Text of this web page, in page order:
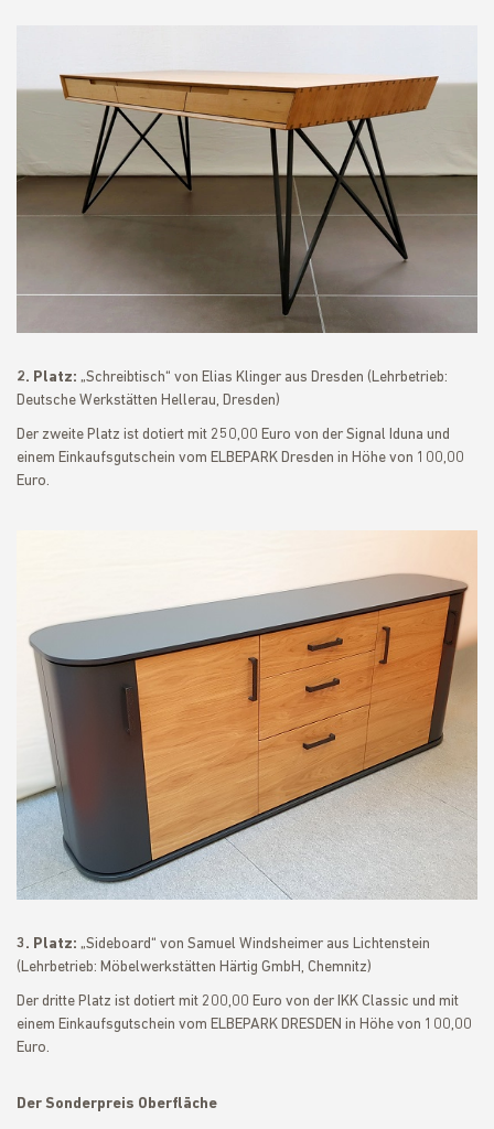
2. Platz: „Schreibtisch“ von Elias Klinger aus Dresden (Lehrbetrieb:
Deutsche Werkstätten Hellerau, Dresden)
Der zweite Platz ist dotiert mit 250,00 Euro von der Signal Iduna und
einem Einkaufsgutschein vom ELBEPARK Dresden in Höhe von 100,00
Euro.
3. Platz: „Sideboard“ von Samuel Windsheimer aus Lichtenstein
(Lehrbetrieb: Möbelwerkstätten Härtig GmbH, Chemnitz)
Der dritte Platz ist dotiert mit 200,00 Euro von der IKK Classic und mit
einem Einkaufsgutschein vom ELBEPARK DRESDEN in Höhe von 100,00
Euro.
Der Sonderpreis Oberfläche